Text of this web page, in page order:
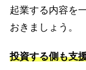
起業する内容を
おきましょう。
投資する側も支